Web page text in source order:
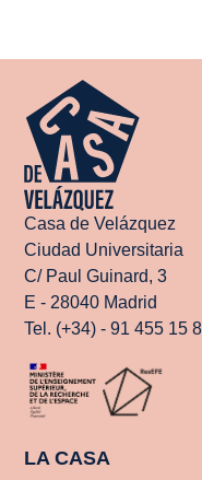
Casa de Velázquez
Ciudad Universitaria
C/ Paul Guinard, 3
E - 28040 Madrid
Tel. (+34) - 91 455 15
LA CASA